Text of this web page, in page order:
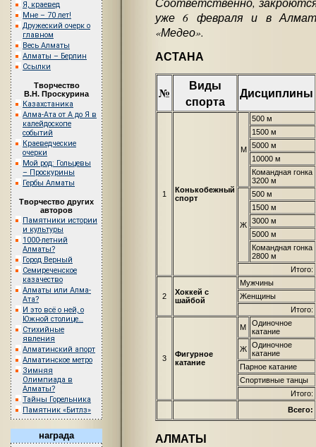
Я, краевед
Мне – 70 лет!
Дружеский очерк о
главном
Весь Алматы
Алматы – Берлин
Ссылки
Творчество
В.Н. Проскурина
Казахстаника
Алма-Ата от А до Я в
калейдоскопе
событий
Краеведческие
очерки
Мой род: Гольцевы
– Проскурины
Гербы Алматы
Творчество других
авторов
Памятники истории
и культуры
1000-летний
Алматы?
Город Верный
Семиреченское
казачество
Алматы или Алма-
Ата?
И это всё о ней, о
Южной столице…
Стихийные
явления
Алматинский апорт
Алматинское метро
Зимняя
Олимпиада в
Алматы?
Тайны Горельника
Памятник «Битлз»
награда
уже 6 февраля и в
«Медео».
АСТАНА
№
Виды
спорта
Дисциплины
1
Конькобежный
спорт
М
500 м
1500 м
5000 м
10000 м
Командная гонка
3200 м
Ж
500 м
1500 м
3000 м
5000 м
Командная гонка
2800 м
Итого:
2
Хоккей с
шайбой
Мужчины
Женщины
Итого:
3
Фигурное
катание
М
Одиночное
катание
Ж Одиночное
катание
Парное катание
Спортивные танцы
Итого:
Всего:
АЛМАТЫ